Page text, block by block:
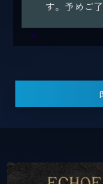
す。予めご